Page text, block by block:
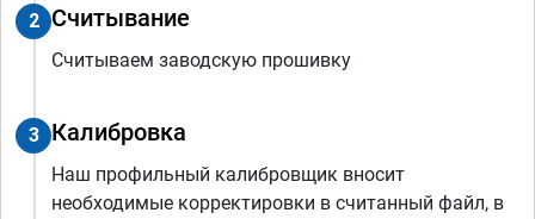
2 Считывание
Считываем заводскую прошивку
3 Калибровка
Наш профильный калибровщик вносит
необходимые корректировки в считанный файл, в